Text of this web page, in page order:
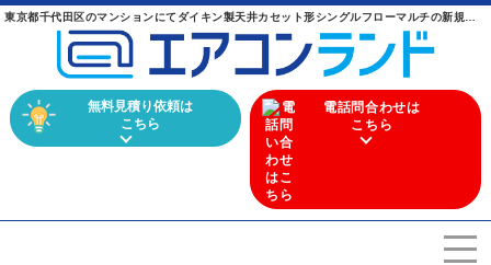
無料見積り依頼は
こちら
電話問合わせは
こちら